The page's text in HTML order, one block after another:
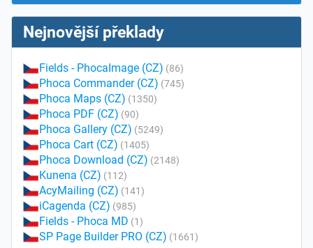
Nejnovější překlady
Fields - PhocaImage (CZ) (86)
Phoca Commander (CZ) (745)
Phoca Maps (CZ) (1350)
Phoca PDF (CZ) (90)
Phoca Gallery (CZ) (5249)
Phoca Cart (CZ) (1405)
Phoca Download (CZ) (2148)
Kunena (CZ) (112)
AcyMailing (CZ) (141)
iCagenda (CZ) (985)
Fields - Phoca MD (1)
SP Page Builder PRO (CZ) (1661)